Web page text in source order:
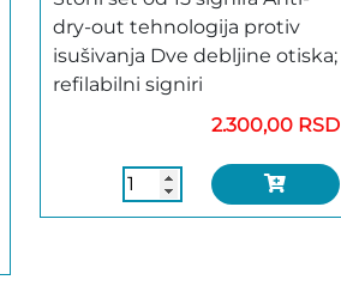
dry-out tehnologija protiv
isušivanja Dve debljine otiska;
refilabilni signiri
2.300,00 RSD